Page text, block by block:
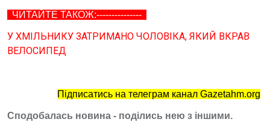
ЧИТАЙТЕ ТАКОЖ:---------------
У ХМІЛЬНИКУ ЗАТРИМАНО ЧОЛОВІКА, ЯКИЙ ВКРАВ
ВЕЛОСИПЕД
Підписатись на телеграм канал Gazetahm.org
Сподобалась новина - поділись нею з іншими.